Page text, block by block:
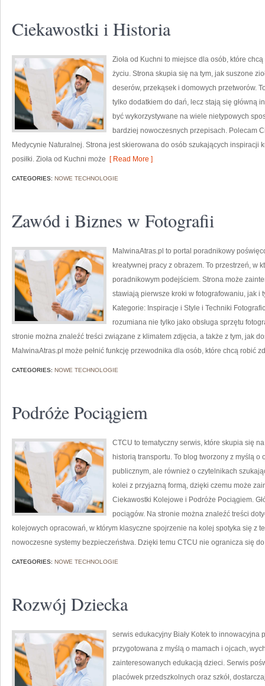
Ciekawostki i Historia
Zioła od Kuchni to miejsce dla osób, które
życiu. Strona skupia się na tym, jak suszone
deserów, przekąsek i domowych przetworów.
tylko dodatkiem do dań, lecz stają się główną
być wykorzystywane na wiele nietypowych
bardziej nowoczesnych przepisach. Polecam
Medycynie Naturalnej. Strona jest skierowana do osób szukających inspiracji
posiłki. Zioła od Kuchni może [ Read More ]
CATEGORIES: NOWE TECHNOLOGIE
Zawód i Biznes w Fotografii
MalwinaAtras.pl to portal poradnikowy
kreatywnej pracy z obrazem. To przestrzeń, w
poradnikowym podejściem. Strona może
stawiają pierwsze kroki w fotografowaniu, jak i
Kategorie: Inspiracje i Style i Techniki
rozumiana nie tylko jako obsługa sprzętu
stronie można znaleźć treści związane z klimatem zdjęcia, a także z tym, jak
MalwinaAtras.pl może pełnić funkcję przewodnika dla osób, które chcą robić
CATEGORIES: NOWE TECHNOLOGIE
Podróże Pociągiem
CTCU to tematyczny serwis, które skupia się
historią transportu. To blog tworzony z myślą
publicznym, ale również o czytelnikach
kolei z przyjazną formą, dzięki czemu może
Ciekawostki Kolejowe i Podróże Pociągiem.
pociągów. Na stronie można znaleźć treści
kolejowych opracowań, w którym klasyczne spojrzenie na kolej spotyka się z
nowoczesne systemy bezpieczeństwa. Dzięki temu CTCU nie ogranicza się do
CATEGORIES: NOWE TECHNOLOGIE
Rozwój Dziecka
serwis edukacyjny Biały Kotek to innowacyjna
przygotowana z myślą o mamach i ojcach,
zainteresowanych edukacją dzieci. Serwis
placówek przedszkolnych oraz szkół,